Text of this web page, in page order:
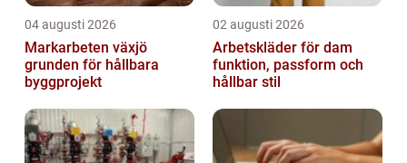
04 augusti 2026
Markarbeten växjö
grunden för hållbara
byggprojekt
02 augusti 2026
Arbetskläder för dam
funktion, passform och
hållbar stil